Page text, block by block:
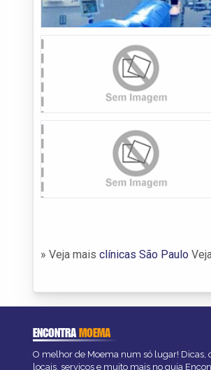
» Veja mais clínicas São Paulo
ENCONTRAMOEMA
O melhor de Moema num só lugar! Dicas,
locais, serviços e muito mais no guia